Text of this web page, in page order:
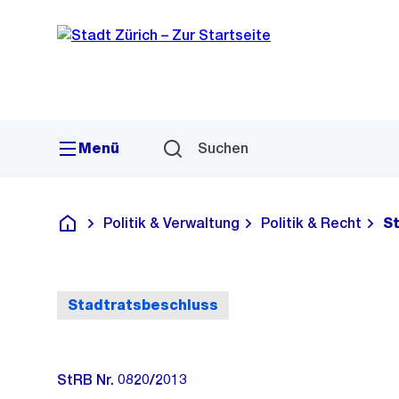
Navigation
Sprunglink
Menü Suchen
Deutsch
Politik & Verwaltung Politik & Recht
Stadtratsbeschluss
StRB Nr. 0820/2013